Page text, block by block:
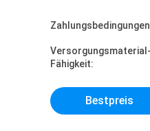
Versorgungsmaterial-
Fähigkeit:
Bestpreis